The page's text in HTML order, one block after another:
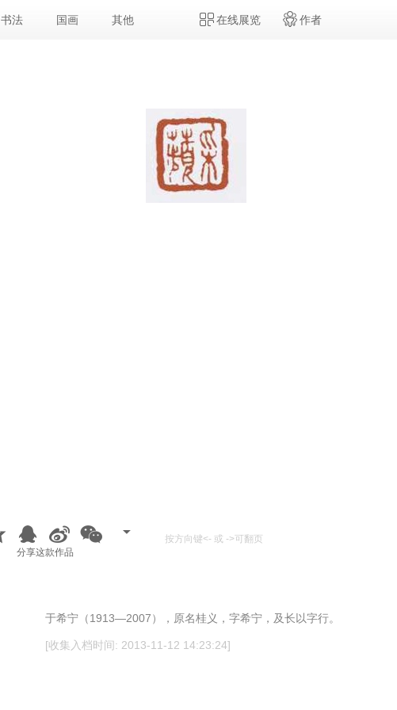
书法 国画 其他 在线展览 作者
分享这款作品
按方向键<- 或 ->可翻页
于希宁（1913—2007），原名桂义，字希宁，及长以字行。
[收集入档时间: 2013-11-12 14:23:24]